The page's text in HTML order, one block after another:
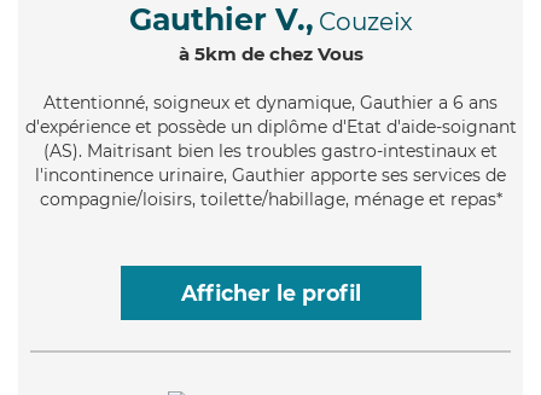
Gauthier V., Couzeix
à 5km de chez Vous
Attentionné, soigneux et dynamique, Gauthier a 6 ans
d'expérience et possède un diplôme d'Etat d'aide-soignant
(AS). Maitrisant bien les troubles gastro-intestinaux et
l'incontinence urinaire, Gauthier apporte ses services de
compagnie/loisirs, toilette/habillage, ménage et repas*
Afficher le profil